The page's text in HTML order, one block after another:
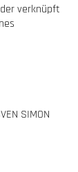
verknüpft
SIMON